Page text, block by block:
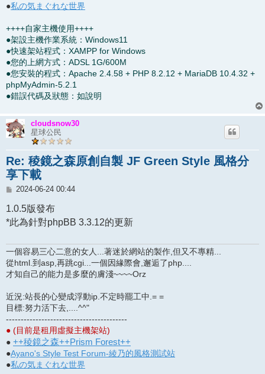
●私の気まぐれな世界
++++自家主機使用++++
●架設主機作業系統：Windows11
●快速架站程式：XAMPP for Windows
●您的上網方式：ADSL 1G/600M
●您安裝的程式：Apache 2.4.58 + PHP 8.2.12 + MariaDB 10.4.32 +
phpMyAdmin-5.2.1
●錯誤代碼及狀態：如說明
cloudsnow30
星球公民
Re: 稜鏡之森原創自製 JF Green Style 風格分
享下載
文
2024-06-24 00:44
1.0.5版發布
*此為針對phpBB 3.3.12的更新
一個容易三心二意的女人...著迷於網站的製作,但又不專精...
從html.到asp,再跳cgi...一個因緣際會,邂逅了php....
才知自己的能力是多麼的膚淺~~~~Orz
近況:站長的心變成浮動ip.不定時罷工中.= =
目標:努力活下去,....^^"
-----------------------------------------
● (目前是租用虛擬主機架站)
● ++稜鏡之森++Prism Forest++
●Ayano's Style Test Forum-綾乃的風格測試站
●私の気まぐれな世界